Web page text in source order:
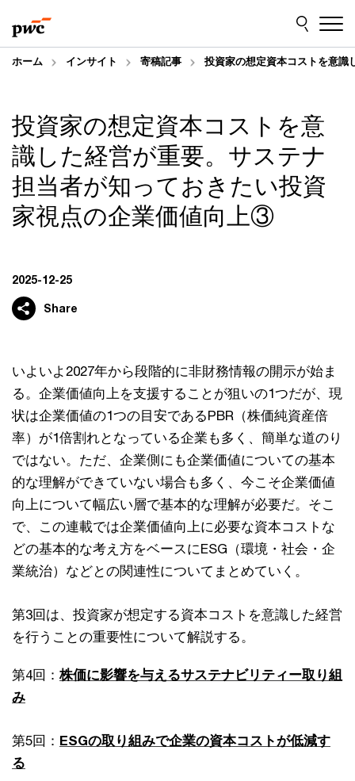
to
content
to
footer
ホーム インサイト 寄稿記事 投資家の想定資本コストを意
投資家の想定資本コストを意
識した経営が重要。サステナ
担当者が知っておきたい投資
家視点の企業価値向上③
2025-12-25
Share
いよいよ2027年から段階的に⾮財務情報の開⽰が始ま
る。企業価値向上を⽀援することが狙いの1つだが、現
状は企業価値の1つの⽬安であるPBR（株価純資産倍
率）が1倍割れとなっている企業も多く、簡単な道のり
ではない。ただ、企業側にも企業価値についての基本
的な理解ができていない場合も多く、今こそ企業価値
向上について幅広い層で基本的な理解が必要だ。そこ
で、この連載では企業価値向上に必要な資本コストな
どの基本的な考え⽅をベースにESG（環境・社会・企
業統治）などとの関連性についてまとめていく。
第3回は、投資家が想定する資本コストを意識した経営
を⾏うことの重要性について解説する。
第4回： 株価に影響を与えるサステナビリティー取り組
み
第5回： ESGの取り組みで企業の資本コストが低減す
る